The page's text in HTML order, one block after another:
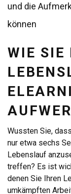
und die
können
WIE SIE
Wussten Sie,
nur etwa sechs
Lebenslauf
treffen? Es ist
denen Sie Ihren
umkämpften